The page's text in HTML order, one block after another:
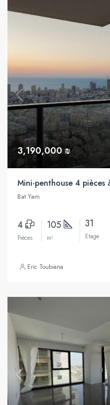
3,190,000 ₪
Mini-penthouse 4 pièces
Bat Yam
4
Pièces
105
m²
31
Etage
Eric Toubiana